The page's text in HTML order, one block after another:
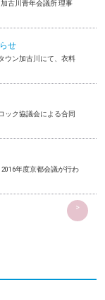
古川青年会議所 理事
せ
ウン加古川にて、衣料
ック協議会による合同
年度京都会議が行わ
>